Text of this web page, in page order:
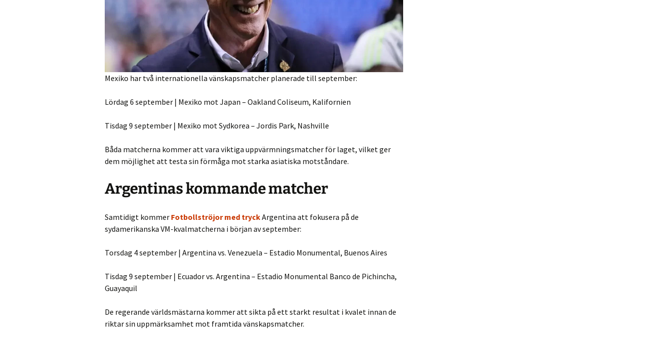
Mexiko har två internationella vänskapsmatcher planerade till september:
Lördag 6 september | Mexiko mot Japan – Oakland Coliseum, Kalifornien
Tisdag 9 september | Mexiko mot Sydkorea – Jordis Park, Nashville
Båda matcherna kommer att vara viktiga uppvärmningsmatcher för laget, vilket ger
dem möjlighet att testa sin förmåga mot starka asiatiska motståndare.
Argentinas kommande matcher
Samtidigt kommer Fotbollströjor med tryckArgentina att fokusera på de
sydamerikanska VM-kvalmatcherna i början av september:
Torsdag 4 september | Argentina vs. Venezuela – Estadio Monumental, Buenos Aires
Tisdag 9 september | Ecuador vs. Argentina – Estadio Monumental Banco de Pichincha,
Guayaquil
De regerande världsmästarna kommer att sikta på ett starkt resultat i kvalet innan de
riktar sin uppmärksamhet mot framtida vänskapsmatcher.